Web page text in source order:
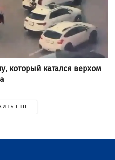
который катался верхом
ЕЩЕ